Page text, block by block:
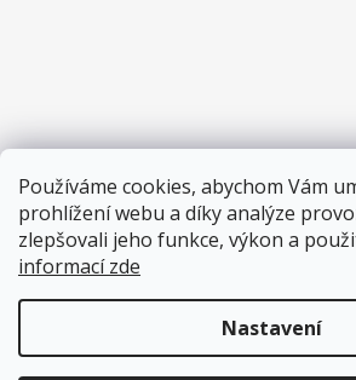
Používáme cookies, abychom Vám
prohlížení webu a díky analýze
zlepšovali jeho funkce, výkon a
informací zde
Nastavení